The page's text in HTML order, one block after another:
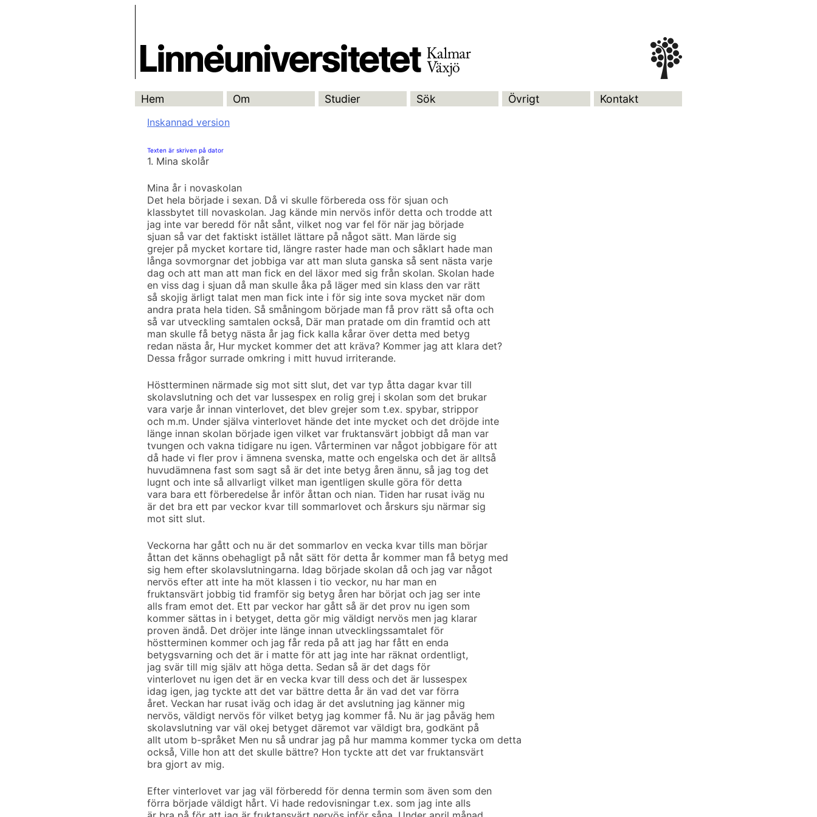
Hem Om Studier Sök Övrigt Kontakt
Inskannad version
Texten är skriven på dator
1. Mina skolår
Mina år i novaskolan
Det hela började i sexan. Då vi skulle förbereda oss för sjuan och
klassbytet till novaskolan. Jag kände min nervös inför detta och trodde att
jag inte var beredd för nåt sånt, vilket nog var fel för när jag började
sjuan så var det faktiskt istället lättare på något sätt. Man lärde sig
grejer på mycket kortare tid, längre raster hade man och såklart hade man
långa sovmorgnar det jobbiga var att man sluta ganska så sent nästa varje
dag och att man att man fick en del läxor med sig från skolan. Skolan hade
en viss dag i sjuan då man skulle åka på läger med sin klass den var rätt
så skojig ärligt talat men man fick inte i för sig inte sova mycket när dom
andra prata hela tiden. Så småningom började man få prov rätt så ofta och
så var utveckling samtalen också, Där man pratade om din framtid och att
man skulle få betyg nästa år jag fick kalla kårar över detta med betyg
redan nästa år, Hur mycket kommer det att kräva? Kommer jag att klara det?
Dessa frågor surrade omkring i mitt huvud irriterande.
Höstterminen närmade sig mot sitt slut, det var typ åtta dagar kvar till
skolavslutning och det var lussespex en rolig grej i skolan som det brukar
vara varje år innan vinterlovet, det blev grejer som t.ex. spybar, strippor
och m.m. Under själva vinterlovet hände det inte mycket och det dröjde inte
länge innan skolan började igen vilket var fruktansvärt jobbigt då man var
tvungen och vakna tidigare nu igen. Vårterminen var något jobbigare för att
då hade vi fler prov i ämnena svenska, matte och engelska och det är alltså
huvudämnena fast som sagt så är det inte betyg åren ännu, så jag tog det
lugnt och inte så allvarligt vilket man igentligen skulle göra för detta
vara bara ett förberedelse år inför åttan och nian. Tiden har rusat iväg nu
är det bra ett par veckor kvar till sommarlovet och årskurs sju närmar sig
mot sitt slut.
Veckorna har gått och nu är det sommarlov en vecka kvar tills man börjar
åttan det känns obehagligt på nåt sätt för detta år kommer man få betyg med
sig hem efter skolavslutningarna. Idag började skolan då och jag var något
nervös efter att inte ha möt klassen i tio veckor, nu har man en
fruktansvärt jobbig tid framför sig betyg åren har börjat och jag ser inte
alls fram emot det. Ett par veckor har gått så är det prov nu igen som
kommer sättas in i betyget, detta gör mig väldigt nervös men jag klarar
proven ändå. Det dröjer inte länge innan utvecklingssamtalet för
höstterminen kommer och jag får reda på att jag har fått en enda
betygsvarning och det är i matte för att jag inte har räknat ordentligt,
jag svär till mig själv att höga detta. Sedan så är det dags för
vinterlovet nu igen det är en vecka kvar till dess och det är lussespex
idag igen, jag tyckte att det var bättre detta år än vad det var förra
året. Veckan har rusat iväg och idag är det avslutning jag känner mig
nervös, väldigt nervös för vilket betyg jag kommer få. Nu är jag påväg hem
skolavslutning var väl okej betyget däremot var väldigt bra, godkänt på
allt utom b-språket Men nu så undrar jag på hur mamma kommer tycka om detta
också, Ville hon att det skulle bättre? Hon tyckte att det var fruktansvärt
bra gjort av mig.
Efter vinterlovet var jag väl förberedd för denna termin som även som den
förra började väldigt hårt. Vi hade redovisningar t.ex. som jag inte alls